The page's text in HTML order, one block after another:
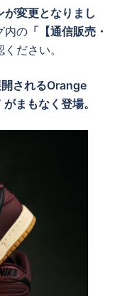
が変更となりまし
内の 「【通信販売・
ださい。
されるOrange
まもなく登場。